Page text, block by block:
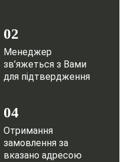
02
Менеджер
зв’яжеться з Вами
для підтвердження
04
Отримання
замовлення за
вказано адресою